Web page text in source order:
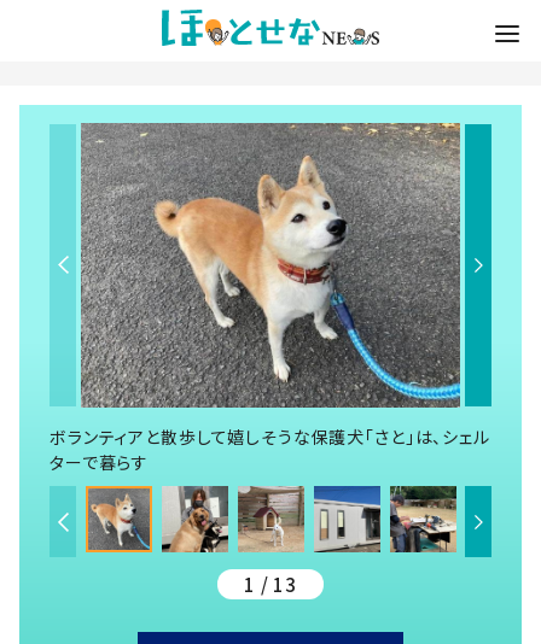
ボランティアと散歩して嬉しそうな保護犬「さと」は、シェル
ターで暮らす
1 / 13